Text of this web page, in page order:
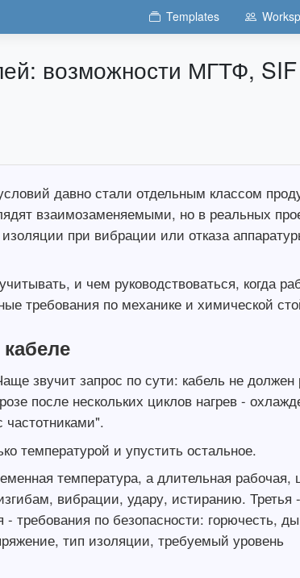
Templates
возможности МГТФ,
давно стали отдельным классом
взаимозаменяемыми, но в реальных
при вибрации или отказа
и чем руководствоваться, когда
требования по механике и химической
звучит запрос по сути: кабель не должен
после нескольких циклов нагрев -
температурой и упустить остальное.
температура, а длительная рабочая,
вибрации, удару, истиранию. Третья
требования по безопасности: горючесть,
тип изоляции, требуемый уровень